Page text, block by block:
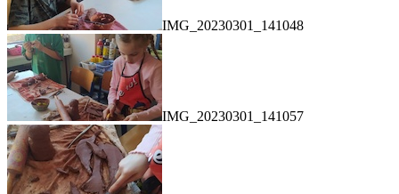
IMG_20230301_141048
IMG_20230301_141057